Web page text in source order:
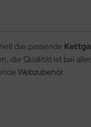
das passende
die Qualität ist bei
Webzubehör.